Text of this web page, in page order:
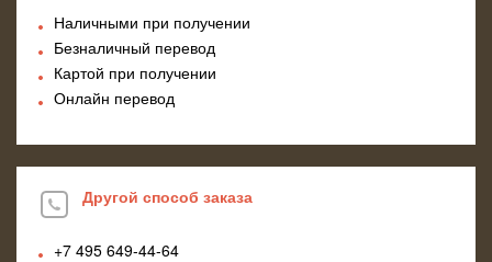
Наличными при получении
Безналичный перевод
Картой при получении
Онлайн перевод
Другой способ заказа
+7 495 649-44-64